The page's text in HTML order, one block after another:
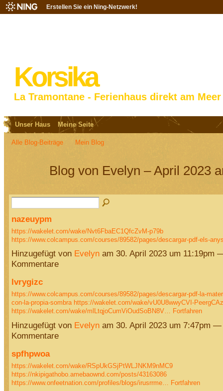
Erstellen Sie ein Ning-Netzwerk!
Korsika
La Tramontane - Ferienhaus direkt am Meer
Unser Haus Meine Seite
Alle Blog-Beiträge Mein Blog
Blog von Evelyn – April 2023
nazeuypm
https://wakelet.com/wake/Nvt6FbaEC1QfcZvM-p79b
https://www.colcampus.com/courses/89582/pages/descargar-pdf-els-
Hinzugefügt von Evelynam 30. April 2023 um 11:19pm
Kommentare
lvrygizc
https://www.colcampus.com/courses/89582/pages/descargar-pdf-la-
con-la-propia-sombra https://wakelet.com/wake/vU0U8wwyCVI-
https://wakelet.com/wake/mlLtqjoCumViOudSoBN8V… Fortfahren
Hinzugefügt von Evelynam 30. April 2023 um 7:47pm —
Kommentare
spfhpwoa
https://wakelet.com/wake/RSpUkGSjPtWLJNKM9nMC9
https://nkipigathobo.amebaownd.com/posts/43163086
https://www.onfeetnation.com/profiles/blogs/irusrrme… Fortfahren